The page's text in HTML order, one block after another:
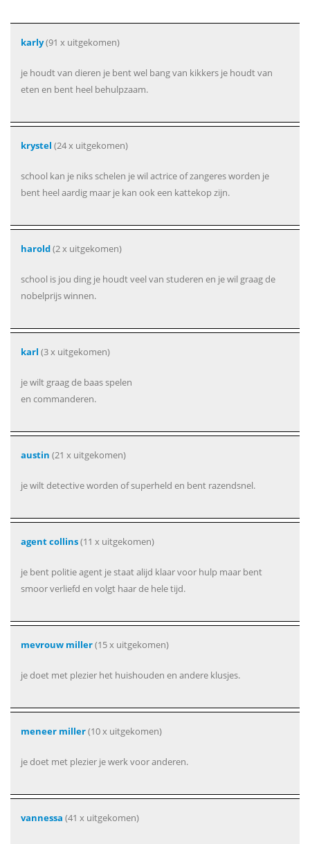
karly(91 x uitgekomen)
je houdt van dieren je bent wel bang van kikkers je houdt van
eten en bent heel behulpzaam.
krystel (24 x uitgekomen)
school kan je niks schelen je wil actrice of zangeres worden je
bent heel aardig maar je kan ook een kattekop zijn.
harold(2 x uitgekomen)
school is jou ding je houdt veel van studeren en je wil graag de
nobelprijs winnen.
karl (3 x uitgekomen)
je wilt graag de baas spelen
en commanderen.
austin (21 x uitgekomen)
je wilt detective worden of superheld en bent razendsnel.
agent collins(11 x uitgekomen)
je bent politie agent je staat alijd klaar voor hulp maar bent
smoor verliefd en volgt haar de hele tijd.
mevrouw miller(15 x uitgekomen)
je doet met plezier het huishouden en andere klusjes.
meneer miller(10 x uitgekomen)
je doet met plezier je werk voor anderen.
vannessa (41 x uitgekomen)